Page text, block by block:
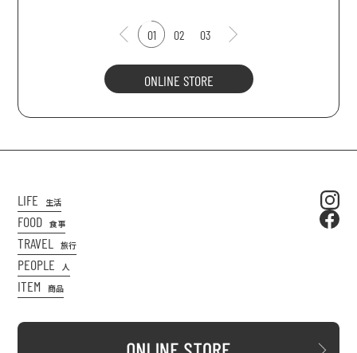
01 02 03
ONLINE STORE
LIFE 生活
FOOD 食事
TRAVEL 旅行
PEOPLE 人
ITEM 商品